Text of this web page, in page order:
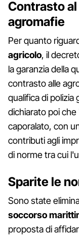
Contrasto
agromafie
Per quanto
agricolo, il
la garanzia della
contrasto alle
qualifica di polizia
dichiarato poi
caporalato, con
contributi agli
di norme tra cui
Sparite le
Sono state
soccorso
proposta di